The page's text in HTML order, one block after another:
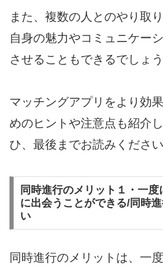
また、複数の人とのやり取
自身の魅力やコミュニケー
させることもできるでしょう
マッチングアプリをより効
めのヒントや注意点も紹介
ひ、最後までお読みください
同時進行のメリット１・一
に出会うことができる/同時
い
同時進行のメリットは、一